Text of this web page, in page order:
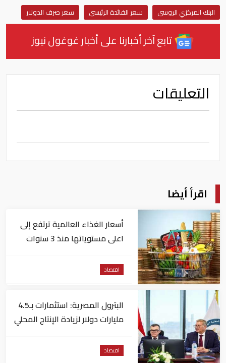
البنك المركزي الروسي
سعر الفائدة الرئيسي سعر صرف الدولار
تابع آخر أخبارنا على أخبار غوغول نيوز
التعليقات
اقرأ أيضا
أسعار الغذاء العالمية ترتفع إلى
اعلى مستوياتها منذ 3 سنوات
اقتصاد
البترول المصرية: استثمارات بـ4.5
مليارات دولار لزيادة الإنتاج المحلي
اقتصاد